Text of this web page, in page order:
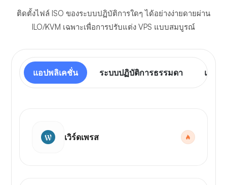
ติดตั้งไฟล์ ISO ของระบบปฏิบัติการใดๆ ได้อย่างง่ายดายผ่าน
ILO/KVM เฉพาะเพื่อการปรับแต่ง VPS แบบสมบูรณ์
แอปพลิเคชั่น ระบบปฏิบัติการธรรมดา แผงค
เวิร์ดเพรส